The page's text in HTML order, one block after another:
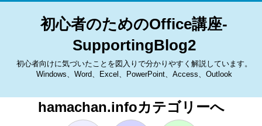
初心者のためのOffice講座-
SupportingBlog2
初心者向けに気づいたことを図入りで分かりやすく解説しています。
Windows、Word、Excel、PowerPoint、Access、Outlook
hamachan.infoカテゴリーへ